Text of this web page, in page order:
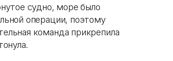
судно, море было
операции, поэтому
команда прикрепила